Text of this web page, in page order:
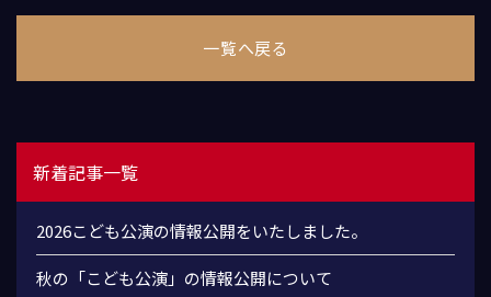
一覧へ戻る
新着記事一覧
2026こども公演の情報公開をいたしました。
秋の「こども公演」の情報公開について